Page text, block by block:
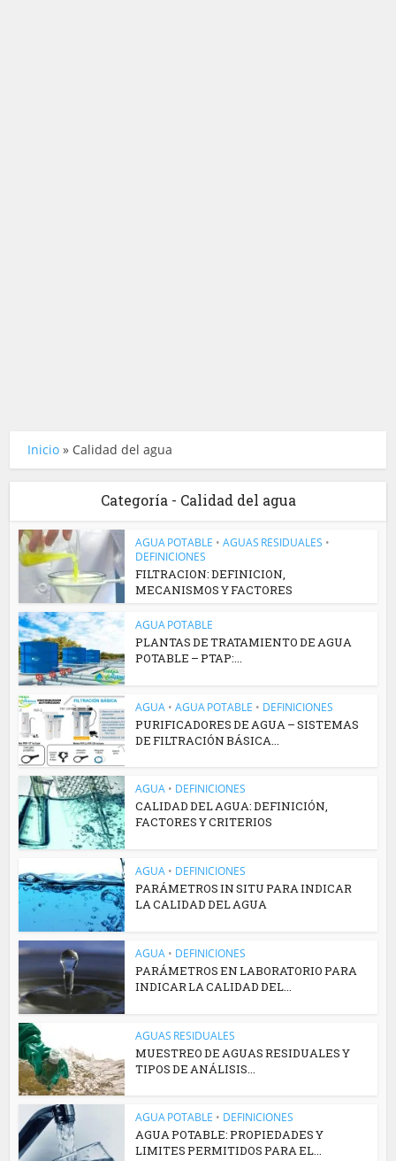
Inicio » Calidad del agua
Categoría - Calidad del agua
AGUA POTABLE • AGUAS RESIDUALES •
DEFINICIONES
FILTRACION: DEFINICION,
MECANISMOS Y FACTORES
AGUA POTABLE
PLANTAS DE TRATAMIENTO DE AGUA
POTABLE – PTAP:...
AGUA • AGUA POTABLE • DEFINICIONES
PURIFICADORES DE AGUA – SISTEMAS
DE FILTRACIÓN BÁSICA...
AGUA • DEFINICIONES
CALIDAD DEL AGUA: DEFINICIÓN,
FACTORES Y CRITERIOS
AGUA • DEFINICIONES
PARÁMETROS IN SITU PARA INDICAR
LA CALIDAD DEL AGUA
AGUA • DEFINICIONES
PARÁMETROS EN LABORATORIO PARA
INDICAR LA CALIDAD DEL...
AGUAS RESIDUALES
MUESTREO DE AGUAS RESIDUALES Y
TIPOS DE ANÁLISIS...
AGUA POTABLE • DEFINICIONES
AGUA POTABLE: PROPIEDADES Y
LIMITES PERMITIDOS PARA EL...